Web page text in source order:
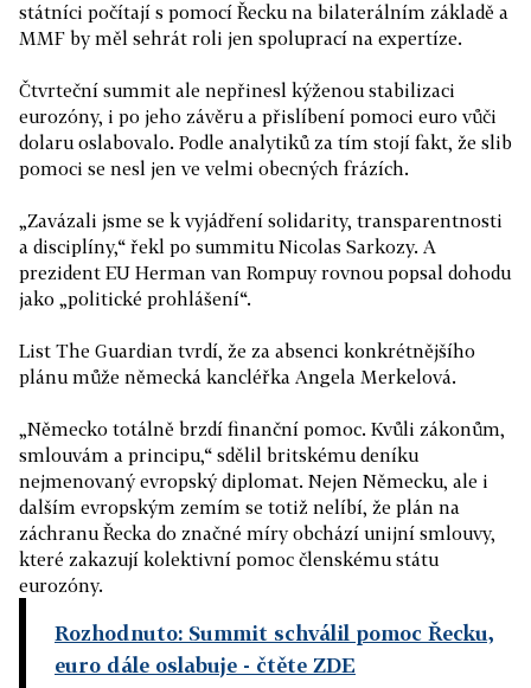
státníci počítají s pomocí Řecku na bilaterálním základě a
MMF by měl sehrát roli jen spoluprací na expertíze.
Čtvrteční summit ale nepřinesl kýženou stabilizaci
eurozóny, i po jeho závěru a přislíbení pomoci euro vůči
dolaru oslabovalo. Podle analytiků za tím stojí fakt, že slib
pomoci se nesl jen ve velmi obecných frázích.
„Zavázali jsme se k vyjádření solidarity, transparentnosti
a disciplíny,“ řekl po summitu Nicolas Sarkozy. A
prezident EU Herman van Rompuy rovnou popsal dohodu
jako „politické prohlášení“.
List The Guardian tvrdí, že za absenci konkrétnějšího
plánu může německá kancléřka Angela Merkelová.
„Německo totálně brzdí finanční pomoc. Kvůli zákonům,
smlouvám a principu,“ sdělil britskému deníku
nejmenovaný evropský diplomat. Nejen Německu, ale i
dalším evropským zemím se totiž nelíbí, že plán na
záchranu Řecka do značné míry obchází unijní smlouvy,
které zakazují kolektivní pomoc členskému státu
eurozóny.
Rozhodnuto: Summit schválil pomoc Řecku,
euro dále oslabuje - čtěte ZDE